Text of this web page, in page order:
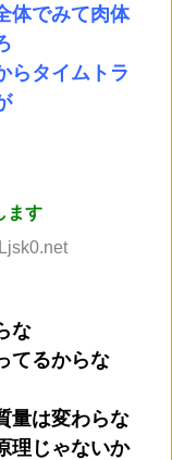
体でみて肉体
らタイムトラ
ます
な
てるからな
量は変わらな
理じゃないか